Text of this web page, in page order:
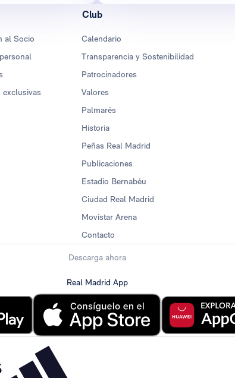
al Socio
exclusivas
Club
Calendario
Transparencia y Sostenibilidad
Patrocinadores
Valores
Palmarés
Historia
Peñas Real Madrid
Publicaciones
Estadio Bernabéu
Ciudad Real Madrid
Movistar Arena
Contacto
Descarga ahora
Real Madrid App